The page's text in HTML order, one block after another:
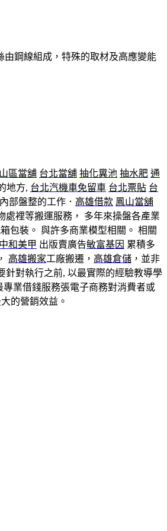
鋼線組成，特殊的取材及高應變能
區當舖 台北當舖 抽化糞池 抽水肥 通
地方, 台北汽機車免留車 台北票貼 台
部盤整的工作． 高雄借款 鳳山當舖
處裡等搬運服務， 多年來操盤各產業
包裝。 與許多商業模型相關。 相關
中和美甲 出版賣廣告敏富基因 累積多
， 高雄搬家工廠搬遷， 高雄倉儲 ，並非
針對執行之前, 以最實際的經驗教導學
業借錢服務張電子商務對消費者或
的營銷效益。